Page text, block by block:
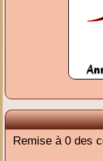
Remise à 0 des